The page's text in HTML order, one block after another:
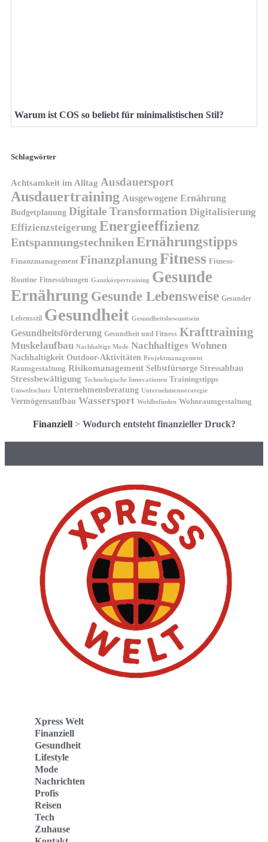
Warum ist COS so beliebt für minimalistischen Stil?
Schlagwörter
Achtsamkeit im Alltag Ausdauersport
Ausdauertraining Ausgewogene Ernährung
Budgetplanung Digitale Transformation Digitalisierung
Effizienzsteigerung Energieeffizienz
Entspannungstechniken Ernährungstipps
Finanzmanagement Finanzplanung Fitness Fitness-
Routine Fitnessübungen Ganzkörpertraining Gesunde
Ernährung Gesunde Lebensweise Gesunder
Lebensstil Gesundheit Gesundheitsbewusstsein
Gesundheitsförderung Gesundheit und Fitness Krafttraining
Muskelaufbau Nachhaltige Mode Nachhaltiges Wohnen
Nachhaltigkeit Outdoor-Aktivitäten Projektmanagement
Raumgestaltung Risikomanagement Selbstfürsorge Stressabbau
Stressbewältigung Technologische Innovationen Trainingstipps
Umweltschutz Unternehmensberatung Unternehmensstrategie
Vermögensaufbau Wassersport Wohlbefinden Wohnraumgestaltung
Finanziell> Wodurch entsteht finanzieller Druck?
Xpress Welt
Finanziell
Gesundheit
Lifestyle
Mode
Nachrichten
Profis
Reisen
Tech
Zuhause